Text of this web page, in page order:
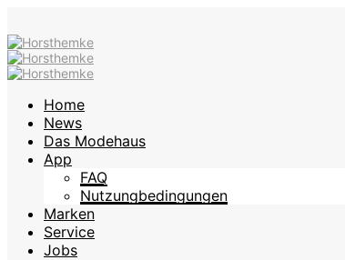
Home
News
Das Modehaus
App
FAQ
Nutzungbedingungen
Marken
Service
Jobs